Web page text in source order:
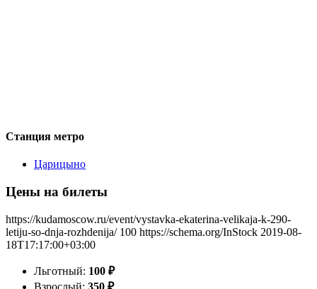
Станция метро
Царицыно
Цены на билеты
https://kudamoscow.ru/event/vystavka-ekaterina-velikaja-k-290-
letiju-so-dnja-rozhdenija/ 100 https://schema.org/InStock 2019-08-
18T17:17:00+03:00
Льготный: 100 ₽
Взрослый: 350 ₽